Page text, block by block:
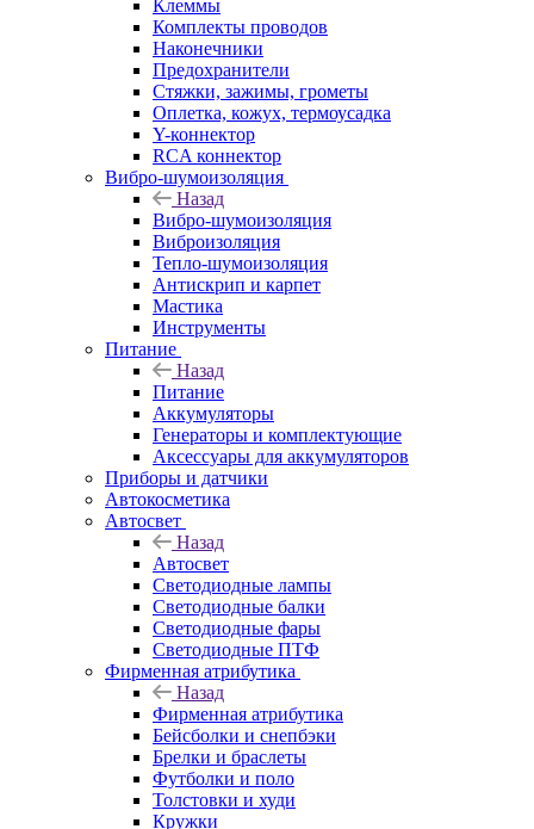
Клеммы
Комплекты проводов
Наконечники
Предохранители
Стяжки, зажимы, грометы
Оплетка, кожух, термоусадка
Y-коннектор
RCA коннектор
Вибро-шумоизоляция
Назад
Вибро-шумоизоляция
Виброизоляция
Тепло-шумоизоляция
Антискрип и карпет
Мастика
Инструменты
Питание
Назад
Питание
Аккумуляторы
Генераторы и комплектующие
Аксессуары для аккумуляторов
Приборы и датчики
Автокосметика
Автосвет
Назад
Автосвет
Светодиодные лампы
Светодиодные балки
Светодиодные фары
Светодиодные ПТФ
Фирменная атрибутика
Назад
Фирменная атрибутика
Бейсболки и снепбэки
Брелки и браслеты
Футболки и поло
Толстовки и худи
Кружки